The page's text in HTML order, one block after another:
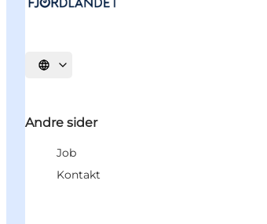
Vælg sprog
Andre sider
Job
Kontakt